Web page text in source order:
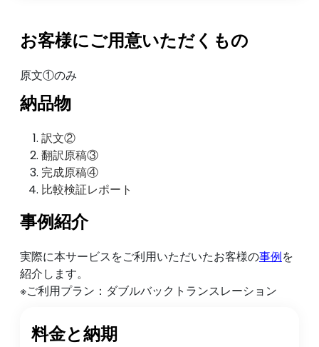
お客様にご用意いただくもの
原文①のみ
納品物
訳文②
翻訳原稿③
完成原稿④
比較検証レポート
事例紹介
実際に本サービスをご利用いただいたお客様の事例を
紹介します。
※ご利用プラン：ダブルバックトランスレーション
料金と納期